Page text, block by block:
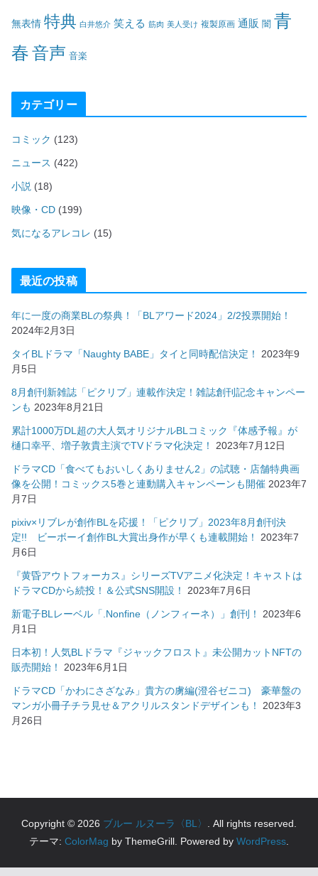
無表情 特典 白井悠介 笑える 筋肉 美人受け 複製原画 通販 闇 青
春音声 音楽
カテゴリー
コミック (123)
ニュース (422)
小説 (18)
映像・CD (199)
気になるアレコレ (15)
最近の投稿
年に一度の商業BLの祭典！「BLアワード2024」2/2投票開始！
2024年2月3日
タイBLドラマ「Naughty BABE」タイと同時配信決定！
2023年9
月5日
8月創刊新雑誌「ピクリブ」連載作決定！雑誌創刊記念キャンペー
ンも 2023年8月21日
累計1000万DL超の大人気オリジナルBLコミック『体感予報』が
樋口幸平、増子敦貴主演でTVドラマ化決定！
2023年7月12日
ドラマCD「食べてもおいしくありません2」の試聴・店舗特典画
像を公開！コミックス5巻と連動購入キャンペーンも開催 2023年7
月7日
pixiv×リブレが創作BLを応援！「ピクリブ」2023年8月創刊決
定!! ビーボーイ創作BL大賞出身作が早くも連載開始！
2023年7
月6日
『黄昏アウトフォーカス』シリーズTVアニメ化決定！キャストは
ドラマCDから続投！＆公式SNS開設！
2023年7月6日
新電子BLレーベル「.Nonfine（ノンフィーネ）」創刊！
2023年6
月1日
日本初！人気BLドラマ『ジャックフロスト』未公開カットNFTの
販売開始！
2023年6月1日
ドラマCD「かわにさざなみ」貴方の虜編(澄谷ゼニコ) 豪華盤の
マンガ小冊子チラ見せ＆アクリルスタンドデザインも！
2023年3
月26日
Copyright © 2026 ブルー ルヌーラ〈BL〉
. All rights reserved.
テーマ: ColorMag by ThemeGrill. Powered by WordPress